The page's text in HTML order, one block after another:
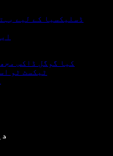
ڈسلیکسیا کے لیے
کیا گوگل ڈاکس
ٹیکسٹ ٹو